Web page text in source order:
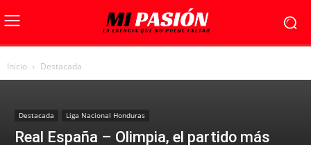
Inicio Destacada
Destacada Liga Nacional Honduras
Real España – Olimpia, el partido más